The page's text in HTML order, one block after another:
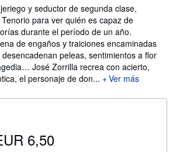
y seductor de segunda clase,
para ver quién es capaz de
durante el período de un año.
de engaños y traiciones encaminadas
peleas, sentimientos a flor
José Zorrilla recrea con acierto,
el personaje de don...
Ver más
6,50